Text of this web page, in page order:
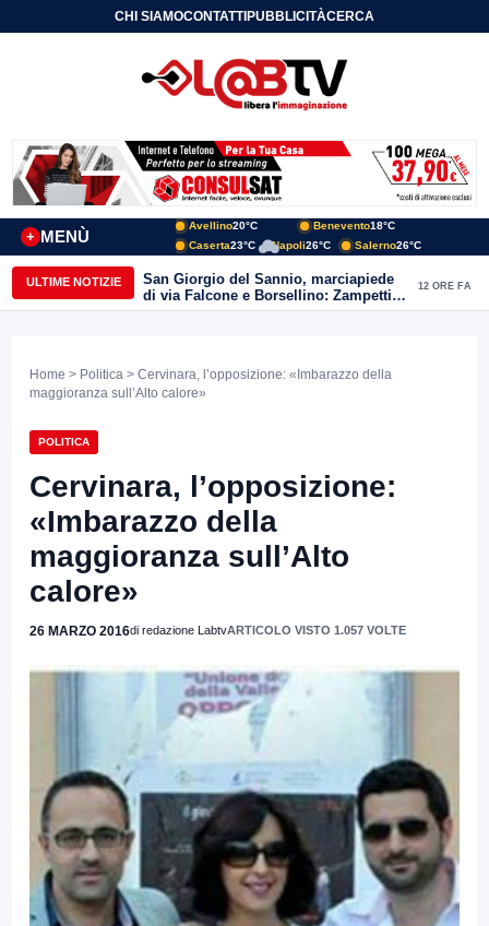
CHI SIAMOCONTATTIPUBBLICITÀCERCA
MENÙ
+
Avellino20°C Benevento18°C
Caserta23°C Napoli26°C Salerno26°C
ULTIME NOTIZIE
San Giorgio del Sannio, marciapiede
di via Falcone e Borsellino: Zampetti e
Lombardi replicano alle polemiche
12 ORE FA
Home > Politica > Cervinara, l’opposizione: «Imbarazzo della
maggioranza sull’Alto calore»
POLITICA
Cervinara, l’opposizione:
«Imbarazzo della
maggioranza sull’Alto
calore»
26 MARZO 2016di redazione LabtvARTICOLO VISTO 1.057 VOLTE